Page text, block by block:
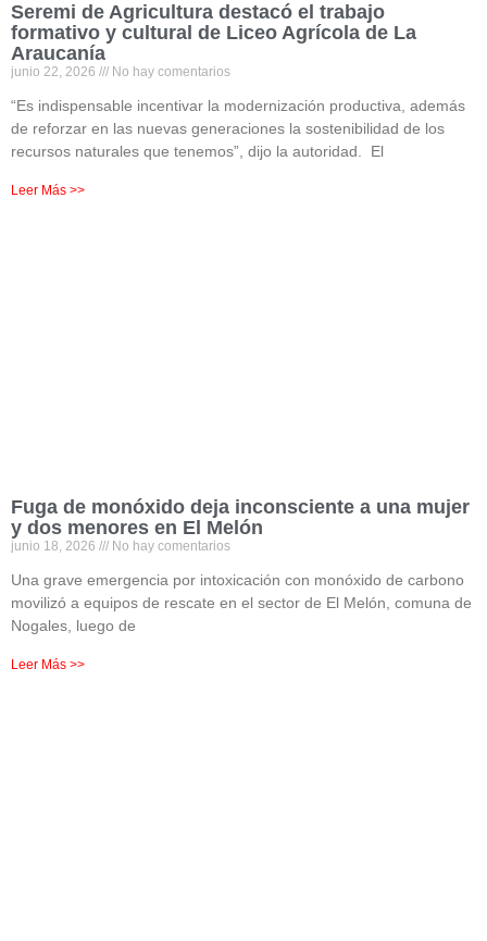
Seremi de Agricultura destacó el trabajo
formativo y cultural de Liceo Agrícola de La
Araucanía
junio 22, 2026 No hay comentarios
“Es indispensable incentivar la modernización productiva, además
de reforzar en las nuevas generaciones la sostenibilidad de los
recursos naturales que tenemos”, dijo la autoridad. El
Leer Más >>
Fuga de monóxido deja inconsciente a una mujer
y dos menores en El Melón
junio 18, 2026 No hay comentarios
Una grave emergencia por intoxicación con monóxido de carbono
movilizó a equipos de rescate en el sector de El Melón, comuna de
Nogales, luego de
Leer Más >>